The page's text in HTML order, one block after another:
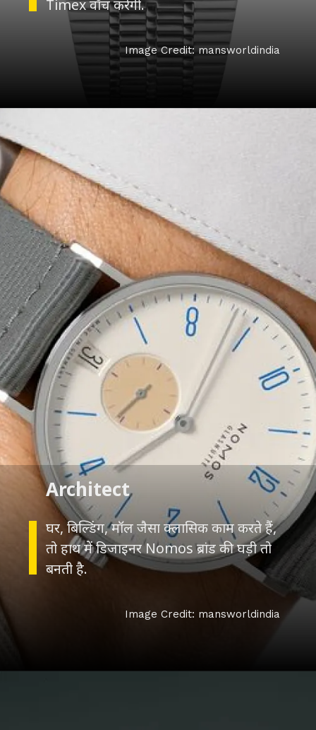
Timex वॉच करेगी.
Image Credit: mansworldindia
घर, बिल्डिंग, मॉल जैसा क्लासिक काम करते हैं,
तो हाथ में डिजाइनर Nomos ब्रांड की घड़ी तो
बनती है.
Architect
Image Credit: mansworldindia